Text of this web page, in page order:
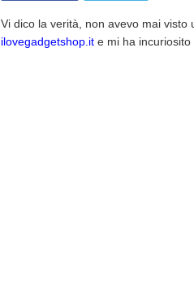
Vi dico la verità, non avevo mai visto
ilovegadgetshop.ite mi ha incuriosito